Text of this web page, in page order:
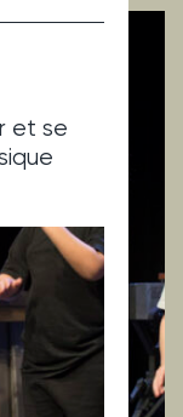
et se